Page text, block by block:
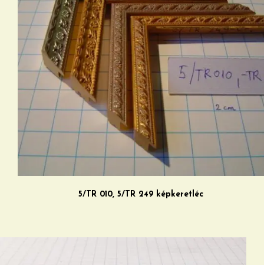
5/TR 010, 5/TR 249 képkeretléc